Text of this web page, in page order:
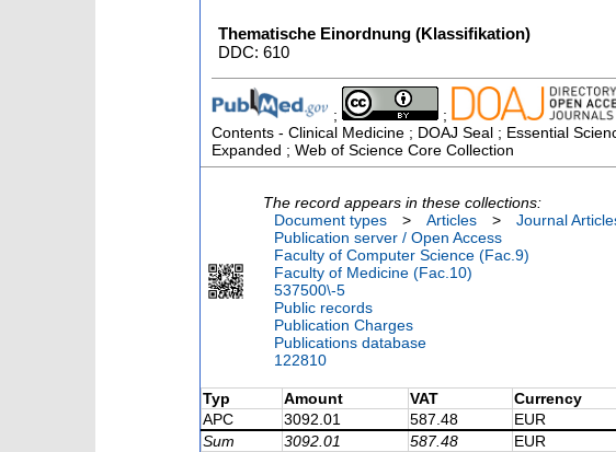
Thematische Einordnung (Klassifikation)
DDC: 610
; ;
Contents - Clinical Medicine ; DOAJ Seal ; Essential
Expanded ; Web of Science Core Collection
The record appears in these collections:
Document types
> Articles >
Journal
Publication server / Open Access
Faculty of Computer Science (Fac.9)
Faculty of Medicine (Fac.10)
537500\-5
Public records
Publication Charges
Publications database
122810
Typ Amount VAT Currency
APC
3092.01 587.48 EUR
Sum
3092.01 587.48
EUR